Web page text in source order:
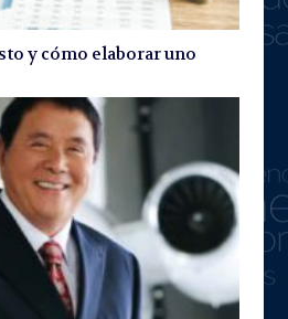
y cómo elaborar uno